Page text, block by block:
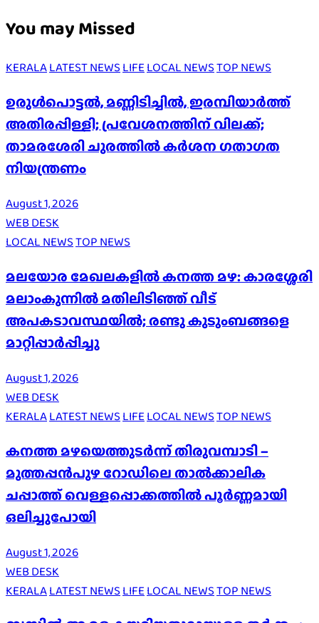
You may Missed
KERALALATEST NEWSLIFELOCAL NEWSTOP NEWS
ഉരുൾപൊട്ടൽ, മണ്ണിടിച്ചിൽ, ഇരമ്പിയാര്‍ത്ത്
അതിരപ്പിള്ളി; പ്രവേശനത്തിന് വിലക്ക്;
താമരശേരി ചുരത്തില്‍ കര്‍ശന ഗതാഗത
നിയന്ത്രണം
August 1, 2026
WEB DESK
LOCAL NEWSTOP NEWS
മലയോര മേഖലകളിൽ കനത്ത മഴ: കാരശ്ശേരി
മലാംകുന്നിൽ മതിലിടിഞ്ഞ് വീട്
അപകടാവസ്ഥയിൽ; രണ്ടു കുടുംബങ്ങളെ
മാറ്റിപ്പാർപ്പിച്ചു
August 1, 2026
WEB DESK
KERALALATEST NEWS LIFE LOCAL NEWSTOP NEWS
കനത്ത മഴയെത്തുടർന്ന് തിരുവമ്പാടി –
മുത്തപ്പൻപുഴ റോഡിലെ താൽക്കാലിക
ചപ്പാത്ത് വെള്ളപ്പൊക്കത്തിൽ പൂർണ്ണമായി
ഒലിച്ചുപോയി
August 1, 2026
WEB DESK
KERALALATEST NEWS LIFE LOCAL NEWSTOP NEWS